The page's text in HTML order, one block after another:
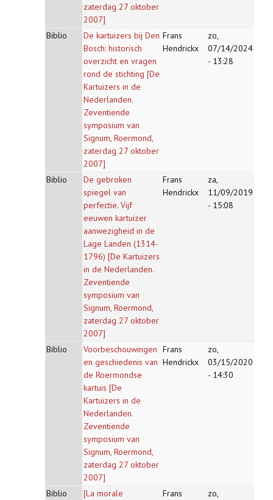
zaterdag 27 oktober
2007]
Biblio
De kartuizers bij Den
Bosch: historisch
overzicht en vragen
rond de stichting [De
Kartuizers in de
Nederlanden.
Zeventiende
symposium van
Signum, Roermond,
zaterdag 27 oktober
2007]
Frans
Hendrickx
zo,
07/14/2024
- 13:28
Biblio
De gebroken
spiegel van
perfectie. Vijf
eeuwen kartuizer
aanwezigheid in de
Lage Landen (1314-
1796) [De Kartuizers
in de Nederlanden.
Zeventiende
symposium van
Signum, Roermond,
zaterdag 27 oktober
2007]
Frans
Hendrickx
za,
11/09/2019
- 15:08
Biblio
Voorbeschouwingen
en geschiedenis van
de Roermondse
kartuis [De
Kartuizers in de
Nederlanden.
Zeventiende
symposium van
Signum, Roermond,
zaterdag 27 oktober
2007]
Frans
Hendrickx
zo,
03/15/2020
- 14:30
Biblio
[La morale
Frans
zo,